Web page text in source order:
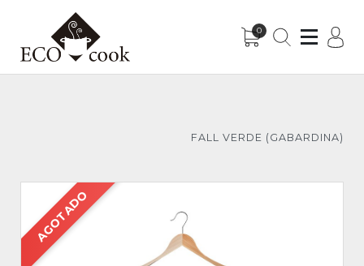
0
FALL VERDE (GABARDINA)
AGOTADO